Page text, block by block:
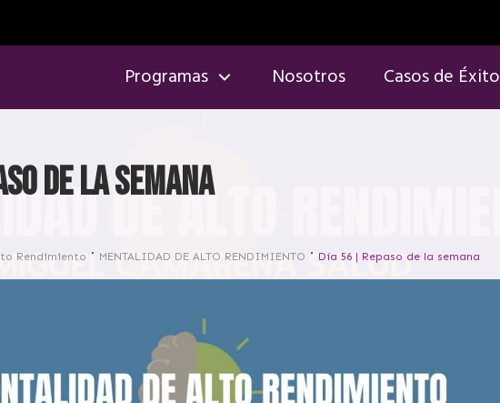
Programas Nosotros Casos de Éxito
de la semana
Rendimiento MENTALIDAD DE ALTO RENDIMIENTO Día 56 | Repaso de la semana